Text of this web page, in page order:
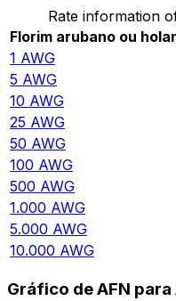
Rate information
Florim arubano ou
1 AWG
5 AWG
10 AWG
25 AWG
50 AWG
100 AWG
500 AWG
1.000 AWG
5.000 AWG
10.000 AWG
Gráfico de AFN para